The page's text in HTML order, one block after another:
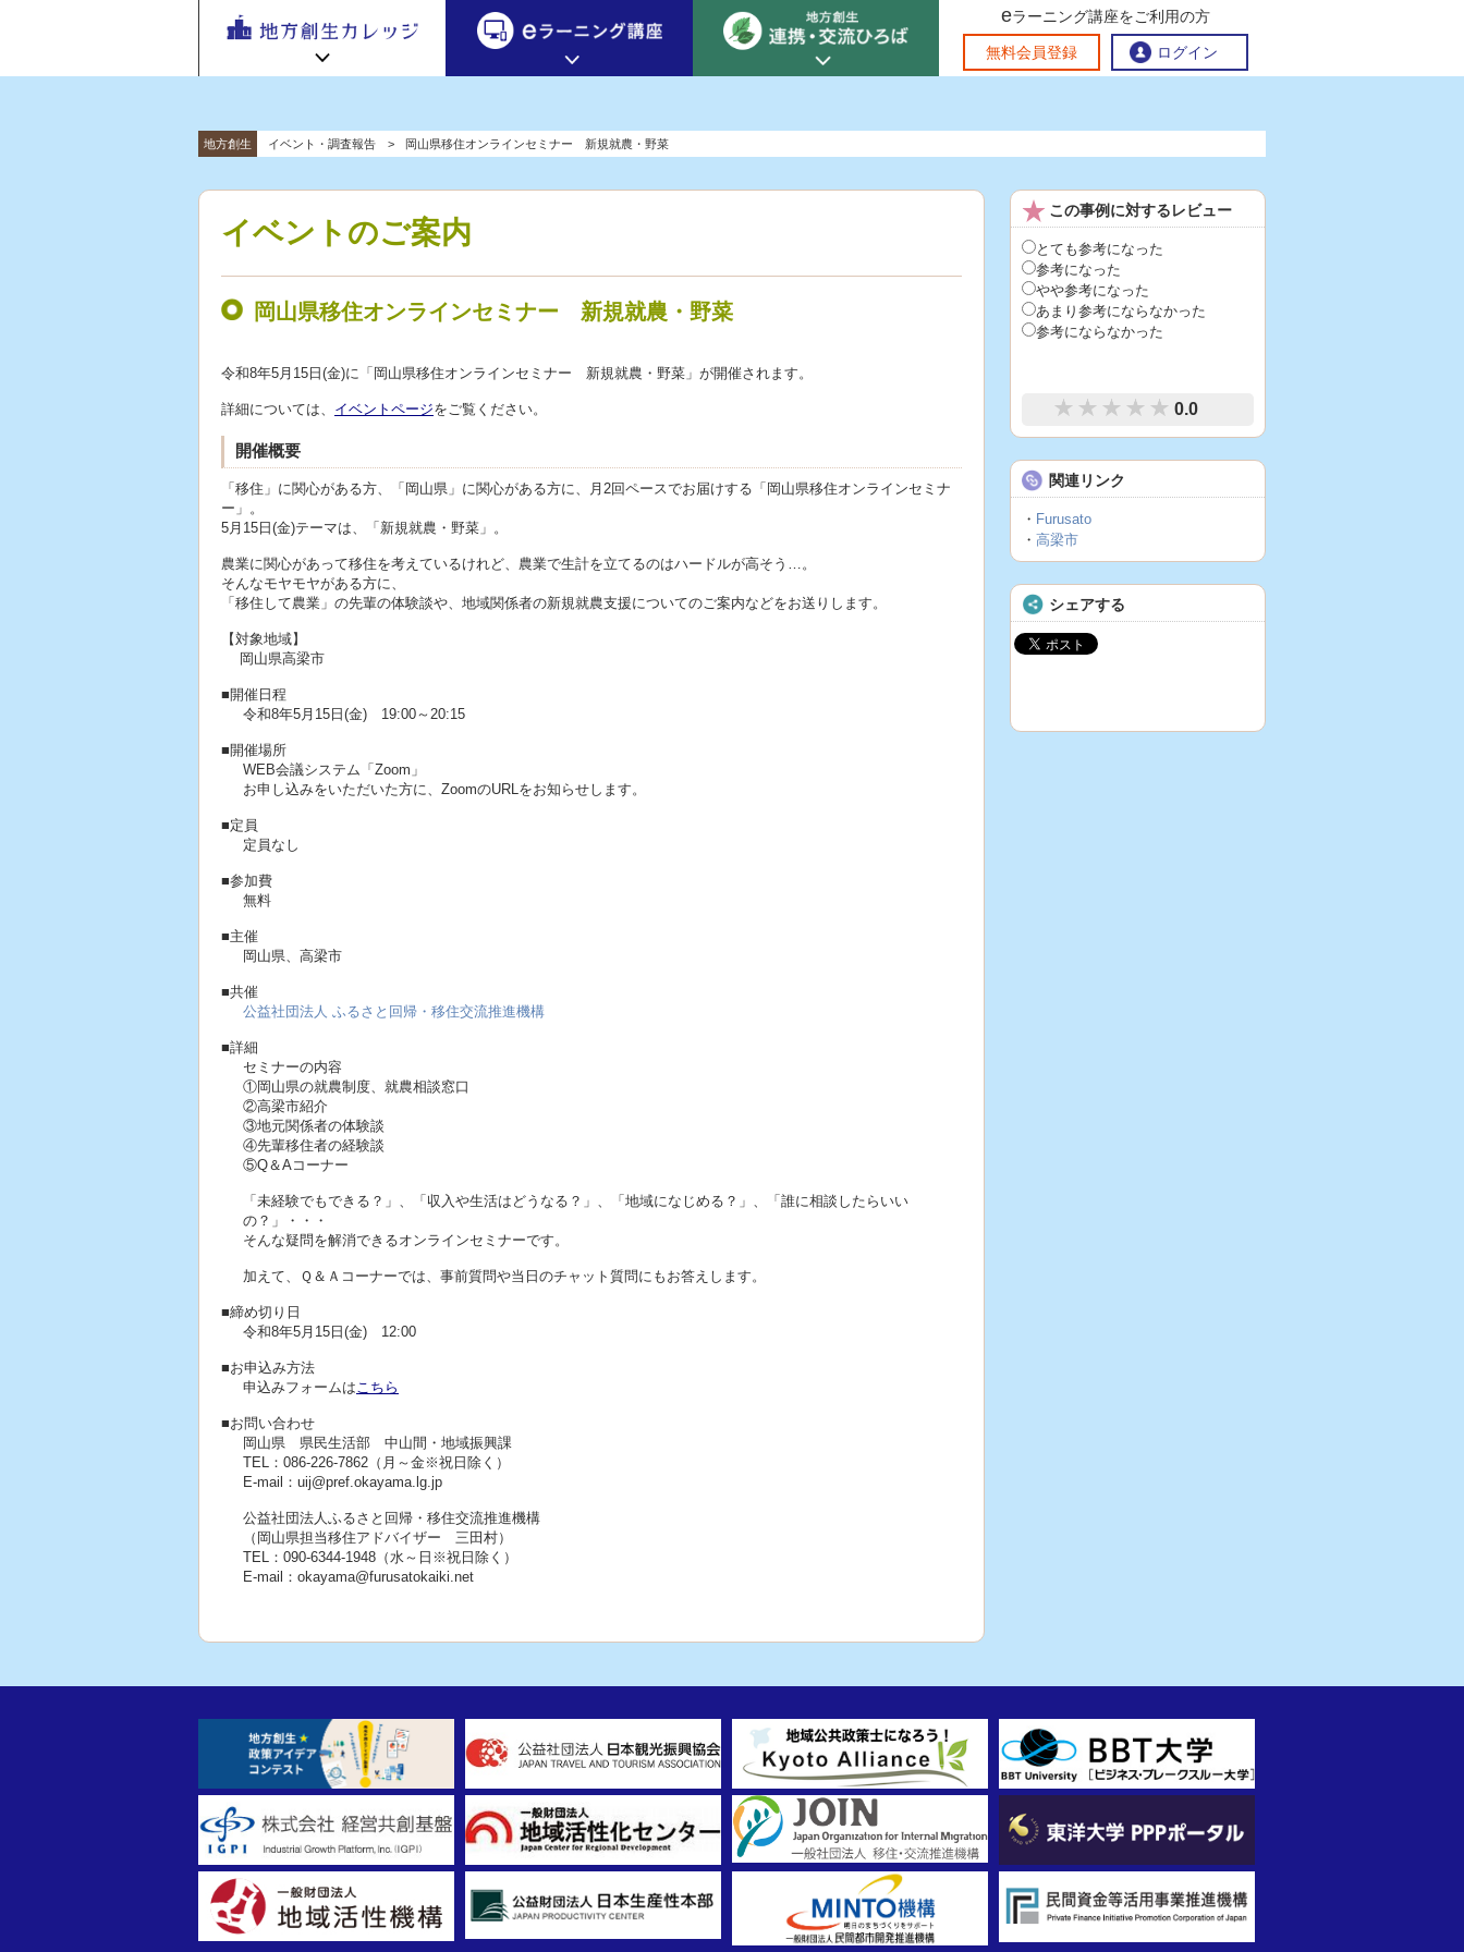
地方創生カレッジ
地方創生カレッジ HOME
おすすめする理由
地方創生カレッジ活用の流れ 官民連携講座
お問い合わせ
eラーニング講座
eラーニング講座 HOME
初めての方へ eラーニング講座を探す
連携交流ひろば
連携・交流ひろば HOME
地方創生交流掲示板
全国で活躍する地方創生専門人材 地方創生に役立つコンテンツ集
eラーニング講座をご利用の方
無料会員登録 ログイン
地方創生
交流ひろ
ば」 | 地方
創生のノ
ウハウ共
有掲示板
イベント・調査報告 岡山県移住オンラインセミナー 新規就農・野菜
イベントのご案内
岡山県移住オンラインセミナー 新規就農・野菜
令和8年5月15日(金)に「岡山県移住オンラインセミナー 新規就農・野菜」が開催されます。
詳細については、 イベントページをご覧ください。
開催概要
「移住」に関心がある方、「岡山県」に関心がある方に、月2回ペースでお届けする「岡山県移住オンラインセミナ
ー」。
5月15日(金)テーマは、「新規就農・野菜」。
農業に関心があって移住を考えているけれど、農業で生計を立てるのはハードルが高そう…。
そんなモヤモヤがある方に、
「移住して農業」の先輩の体験談や、地域関係者の新規就農支援についてのご案内などをお送りします。
【対象地域】
岡山県高梁市
■開催日程
令和8年5月15日(金) 19:00～20:15
■開催場所
WEB会議システム「Zoom」
お申し込みをいただいた方に、ZoomのURLをお知らせします。
■定員
定員なし
■参加費
無料
■主催
岡山県、高梁市
■共催
公益社団法人 ふるさと回帰・移住交流推進機構
■詳細
セミナーの内容
①岡山県の就農制度、就農相談窓口
②高梁市紹介
③地元関係者の体験談
④先輩移住者の経験談
⑤Q＆Aコーナー
「未経験でもできる？」、「収入や生活はどうなる？」、「地域になじめる？」、「誰に相談したらいい
の？」・・・
そんな疑問を解消できるオンラインセミナーです。
加えて、Ｑ＆Ａコーナーでは、事前質問や当日のチャット質問にもお答えします。
■締め切り日
令和8年5月15日(金) 12:00
■お申込み方法
申込みフォームはこちら
■お問い合わせ
岡山県 県民生活部 中山間・地域振興課
TEL：086-226-7862（月～金※祝日除く）
E-mail：uij@pref.okayama.lg.jp
公益社団法人ふるさと回帰・移住交流推進機構
（岡山県担当移住アドバイザー 三田村）
TEL：090-6344-1948（水～日※祝日除く）
E-mail：okayama@furusatokaiki.net
この事例に対するレビュー
とても参考になった
参考になった
やや参考になった
あまり参考にならなかった
参考にならなかった
0.0
関連リンク
・ Furusato
・ 高梁市
シェアする